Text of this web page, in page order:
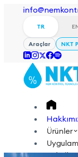
TR
Araçlar NKT
Ürünler
Teknik